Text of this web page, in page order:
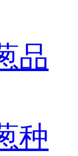
品
种